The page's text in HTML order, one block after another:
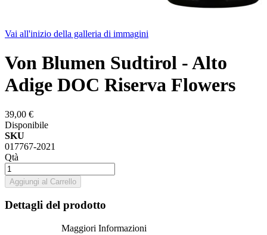
Vai all'inizio della galleria di immagini
Von Blumen Sudtirol - Alto
Adige DOC Riserva Flowers
39,00 €
Disponibile
SKU
017767-2021
Qtà
Aggiungi al Carrello
Dettagli del prodotto
Maggiori Informazioni